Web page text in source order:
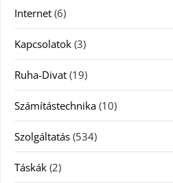
Internet (6)
Kapcsolatok (3)
Ruha-Divat (19)
Számítástechnika (10)
Szolgáltatás (534)
Táskák (2)